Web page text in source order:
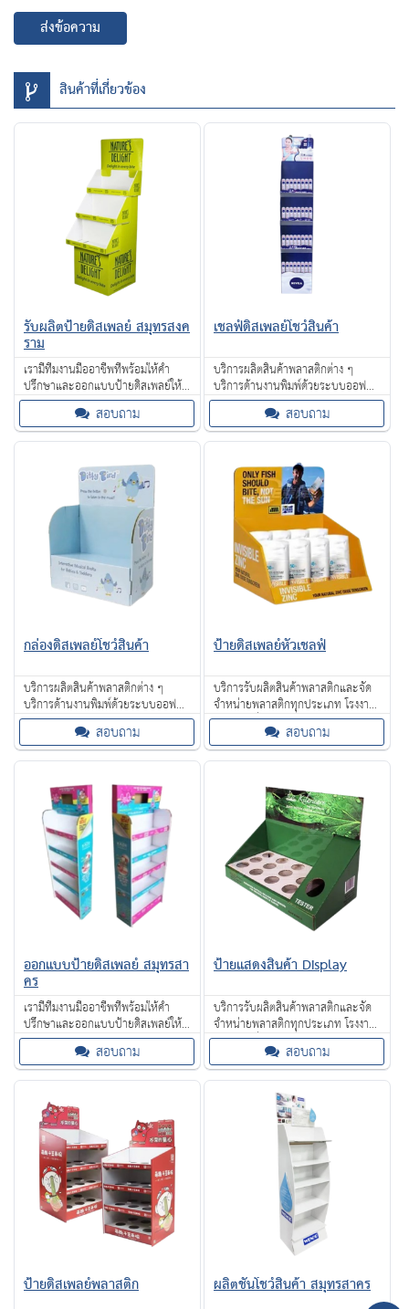
ส่งข้อความ
สินค้าที่เกี่ยวข้อง
รับผลิตป้ายดิสเพลย์ สมุทรสงค
ราม
เรามีทีมงานมืออาชีพที่พร้อมให้คำ
ปรึกษาและออกแบบป้ายดิสเพลย์ให้
ตรงตามความต้องการของคุณ ไม่ว่าจะ
เป็นงานป้ายสำหรับร้านค้าหรือโชว์รูม
ต่าง ๆ เราใช้วัสดุคุณภาพ แข็งแรง
ทำให้ป้ายของคุณโดดเด่น สวยงาม
และดึงดูดลูกค้าได้อย่างมีประสิทธิภาพ
ทั้งยังสามารถปรับขนาดและรูปแบบ
ชั้นโชว์สิน
สอบถาม
เชลฟ์ดิสเพลย์โชว์สินค้า
บริการผลิตสินค้าพลาสติกต่าง ๆ
บริการด้านงานพิมพ์ด้วยระบบออฟ
เซ็ท UV หรือระบบสกรีน ลายเส้นคม
สอบถาม
กล่องดิสเพลย์โชว์สินค้า
บริการผลิตสินค้าพลาสติกต่าง ๆ
บริการด้านงานพิมพ์ด้วยระบบออฟ
เซ็ท UV หรือระบบสกรีน ลายเส้นคม
สอบถาม
ป้ายดิสเพลย์หัวเชลฟ์
บริการรับผลิตสินค้าพลาสติกและจัด
จำหน่ายพลาสติกทุกประเภท โรงงาน
พลาสติกที่ผ่านการรับรองมาตรฐาน
สอบถาม
ออกแบบป้ายดิสเพลย์ สมุทรสา
คร
เรามีทีมงานมืออาชีพที่พร้อมให้คำ
ปรึกษาและออกแบบป้ายดิสเพลย์ให้
ตรงตามความต้องการของคุณ ไม่ว่าจะ
เป็นงานป้ายสำหรับร้านค้าหรือโชว์รูม
ต่าง ๆ เราใช้วัสดุคุณภาพ แข็งแรง
ทำให้ป้ายของคุณโดดเด่น สวยงาม
และดึงดูดลูกค้าได้อย่างมีประสิทธิภาพ
ทั้งยังสามารถปรับขนาดและรูปแบบ
ชั้นโชว์สิน
สอบถาม
ป้ายแสดงสินค้า Display
บริการรับผลิตสินค้าพลาสติกและจัด
จำหน่ายพลาสติกทุกประเภท โรงงาน
พลาสติกที่ผ่านการรับรองมาตรฐาน
สอบถาม
ป้ายดิสเพลย์พลาสติก ผลิตชั้นโชว์สินค้า สมุทรสาคร